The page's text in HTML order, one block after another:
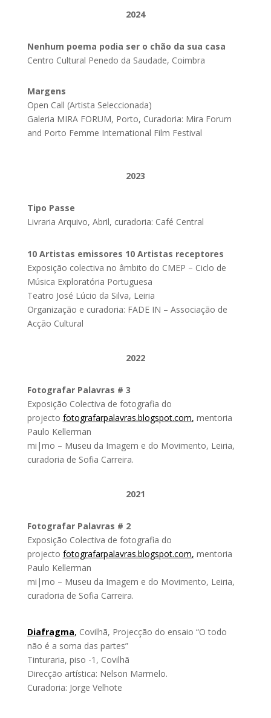
2024
Nenhum poema podia ser o chão da sua casa
Centro Cultural Penedo da Saudade, Coimbra
Margens
Open Call (Artista Seleccionada)
Galeria MIRA FORUM, Porto, Curadoria: Mira Forum
and Porto Femme International Film Festival
2023
Tipo Passe
Livraria Arquivo, Abril, curadoria: Café Central
10 Artistas emissores 10 Artistas receptores
Exposição colectiva no âmbito do CMEP – Ciclo de
Música Exploratória Portuguesa
Teatro José Lúcio da Silva, Leiria
Organização e curadoria: FADE IN – Associação de
Acção Cultural
2022
Fotografar Palavras # 3
Exposição Colectiva de fotografia do
projecto fotografarpalavras.blogspot.com, mentoria
Paulo Kellerman
mi|mo – Museu da Imagem e do Movimento, Leiria,
curadoria de Sofia Carreira.
2021
Fotografar Palavras # 2
Exposição Colectiva de fotografia do
projecto fotografarpalavras.blogspot.com, mentoria
Paulo Kellerman
mi|mo – Museu da Imagem e do Movimento, Leiria,
curadoria de Sofia Carreira.
Diafragma, Covilhã, Projecção do ensaio “O todo
não é a soma das partes”
Tinturaria, piso -1, Covilhã
Direcçāo artística: Nelson Marmelo.
Curadoria: Jorge Velhote